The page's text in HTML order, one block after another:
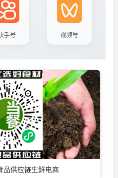
手号 视频号
品供应链生鲜电商